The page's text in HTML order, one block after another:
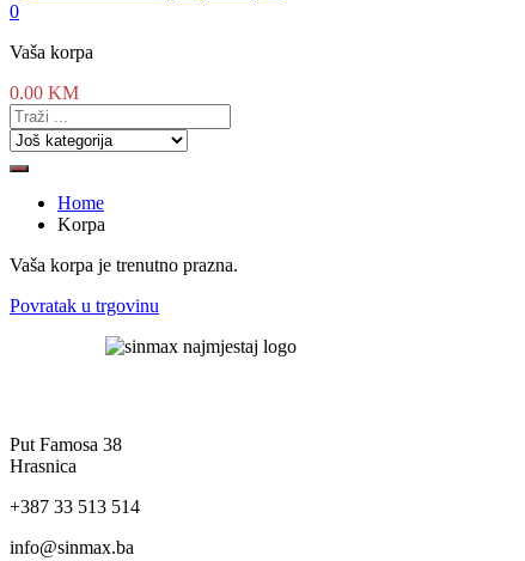
0
Vaša korpa
0.00 KM
Home
Korpa
Vaša korpa je trenutno prazna.
Povratak u trgovinu
Put Famosa 38
Hrasnica
+387 33 513 514
info@sinmax.ba